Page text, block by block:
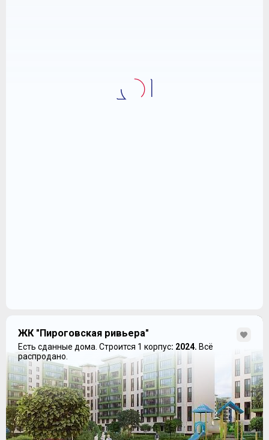
ЖК "Пироговская ривьера"
Есть сданные дома. Строится 1 корпус: 2024. Всё
распродано.